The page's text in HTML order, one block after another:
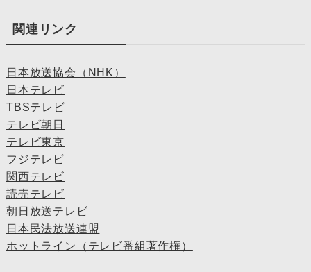
関連リンク
日本放送協会（NHK）
日本テレビ
TBSテレビ
テレビ朝日
テレビ東京
フジテレビ
関西テレビ
読売テレビ
朝日放送テレビ
日本民法放送連盟
ホットライン（テレビ番組著作権）